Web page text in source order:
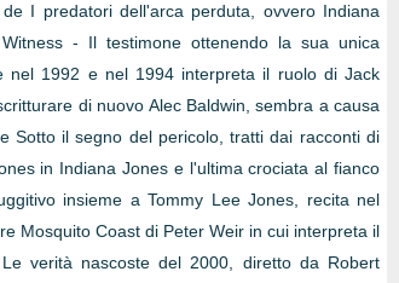
I predatori dell'arca perduta, ovvero Indiana
- Il testimone ottenendo la sua unica
nel 1992 e nel 1994 interpreta il ruolo di Jack
di nuovo Alec Baldwin, sembra a causa
Sotto il segno del pericolo, tratti dai racconti di
in Indiana Jones e l'ultima crociata al fianco
insieme a Tommy Lee Jones, recita nel
Mosquito Coast di Peter Weir in cui interpreta il
verità nascoste del 2000, diretto da Robert